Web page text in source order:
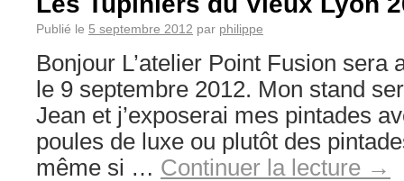
Publié le 5 septembre 2012 par philippe
Bonjour L’atelier Point Fusion sera
le 9 septembre 2012. Mon stand
Jean et j’exposerai mes pintades
poules de luxe ou plutôt des
même si … Continuer la lecture →